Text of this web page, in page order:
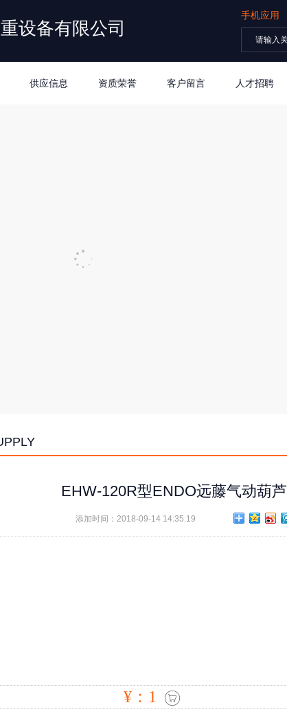
设备有限公司
手机应用
供应信息 资质荣誉 客户留言 人才招聘
EHW-120R型ENDO远藤气动葫芦
添加时间：2018-09-14 14:35:19
¥：1